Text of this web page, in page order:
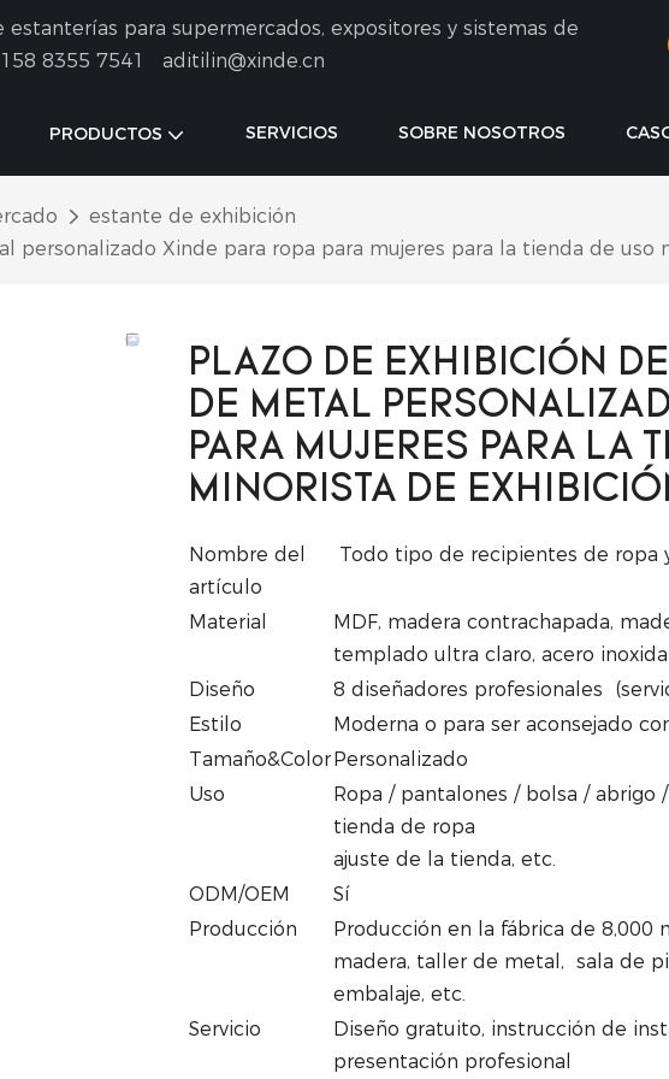
para supermercados, expositores y sistemas de
8355 7541 aditilin@xinde.cn
PRODUCTOS SERVICIOS SOBRE NOSOTROS
estante de exhibición
personalizado Xinde para ropa para mujeres para la tienda de uso
PLAZO DE EXHIBICIÓN
DE METAL
PARA MUJERES PARA LA
MINORISTA DE
Nombre del
artículo
Todo tipo de recipientes de ropa
Material
MDF, madera contrachapada,
templado ultra claro, acero
Diseño
8 diseñadores profesionales
Estilo
Moderna o para ser aconsejado
Tamaño&Color Personalizado
Uso
Ropa / pantalones / bolsa /
tienda de ropa
ajuste de la tienda, etc.
ODM/OEM
Sí
Producción
Producción en la fábrica de
madera, taller de metal, sala de
embalaje, etc.
Servicio
Diseño gratuito, instrucción de
presentación profesional